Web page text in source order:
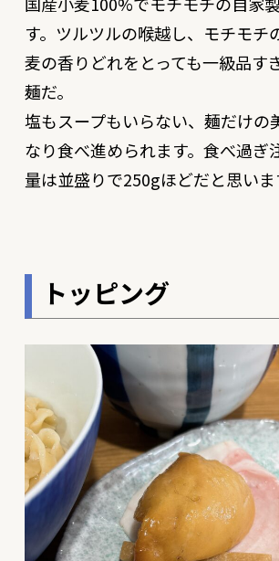
す。ツルツルの喉越し、モチモチ
麦の香りどれをとっても一級品す
麺だ。
塩もスープもいらない、麺だけの
なり食べ進められます。食べ過ぎ
量は並盛りで250gほどだと思いま
トッピング